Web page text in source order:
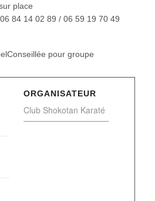
place
84 14 02 89 / 06 59 19 70 49
pour groupe
ORGANISATEUR
Club Shokotan Karaté